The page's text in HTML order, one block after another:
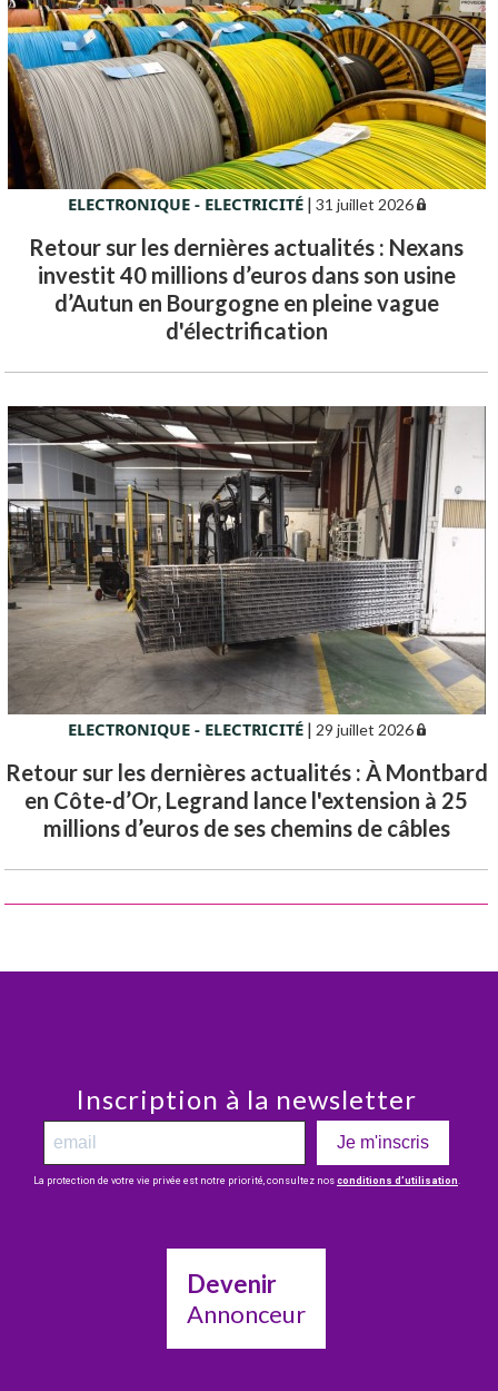
ELECTRONIQUE - ELECTRICITÉ| 31 juillet 2026
Retour sur les dernières actualités : Nexans
investit 40 millions d’euros dans son usine
d’Autun en Bourgogne en pleine vague
d'électrification
ELECTRONIQUE - ELECTRICITÉ| 29 juillet 2026
Retour sur les dernières actualités : À Montbard
en Côte-d’Or, Legrand lance l'extension à 25
millions d’euros de ses chemins de câbles
Inscription à la newsletter
Je m'inscris
La protection de votre vie privée est notre priorité, consultez nos conditions d’utilisation
Devenir
Annonceur